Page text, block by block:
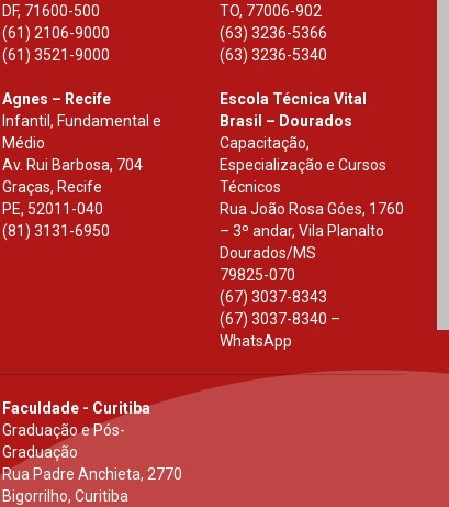
DF, 71600-500
(61) 2106-9000
(61) 3521-9000
TO, 77006-902
(63) 3236-5366
(63) 3236-5340
Agnes – Recife
Infantil, Fundamental e
Médio
Av. Rui Barbosa, 704
Graças, Recife
PE, 52011-040
(81) 3131-6950
Escola Técnica Vital
Brasil – Dourados
Capacitação,
Especialização e Cursos
Técnicos
Rua João Rosa Góes, 1760
– 3º andar, Vila Planalto
Dourados/MS
79825-070
(67) 3037-8343
(67) 3037-8340 –
WhatsApp
Faculdade - Curitiba
Graduação e Pós-
Graduação
Rua Padre Anchieta, 2770
Bigorrilho, Curitiba